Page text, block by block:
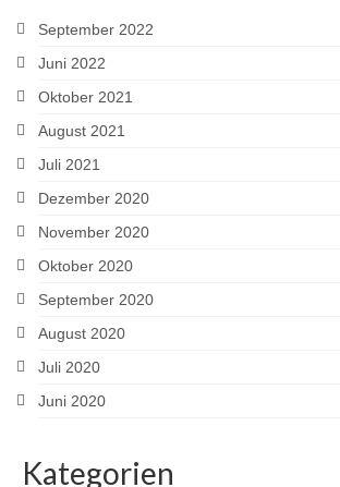
September 2022
Juni 2022
Oktober 2021
August 2021
Juli 2021
Dezember 2020
November 2020
Oktober 2020
September 2020
August 2020
Juli 2020
Juni 2020
Kategorien